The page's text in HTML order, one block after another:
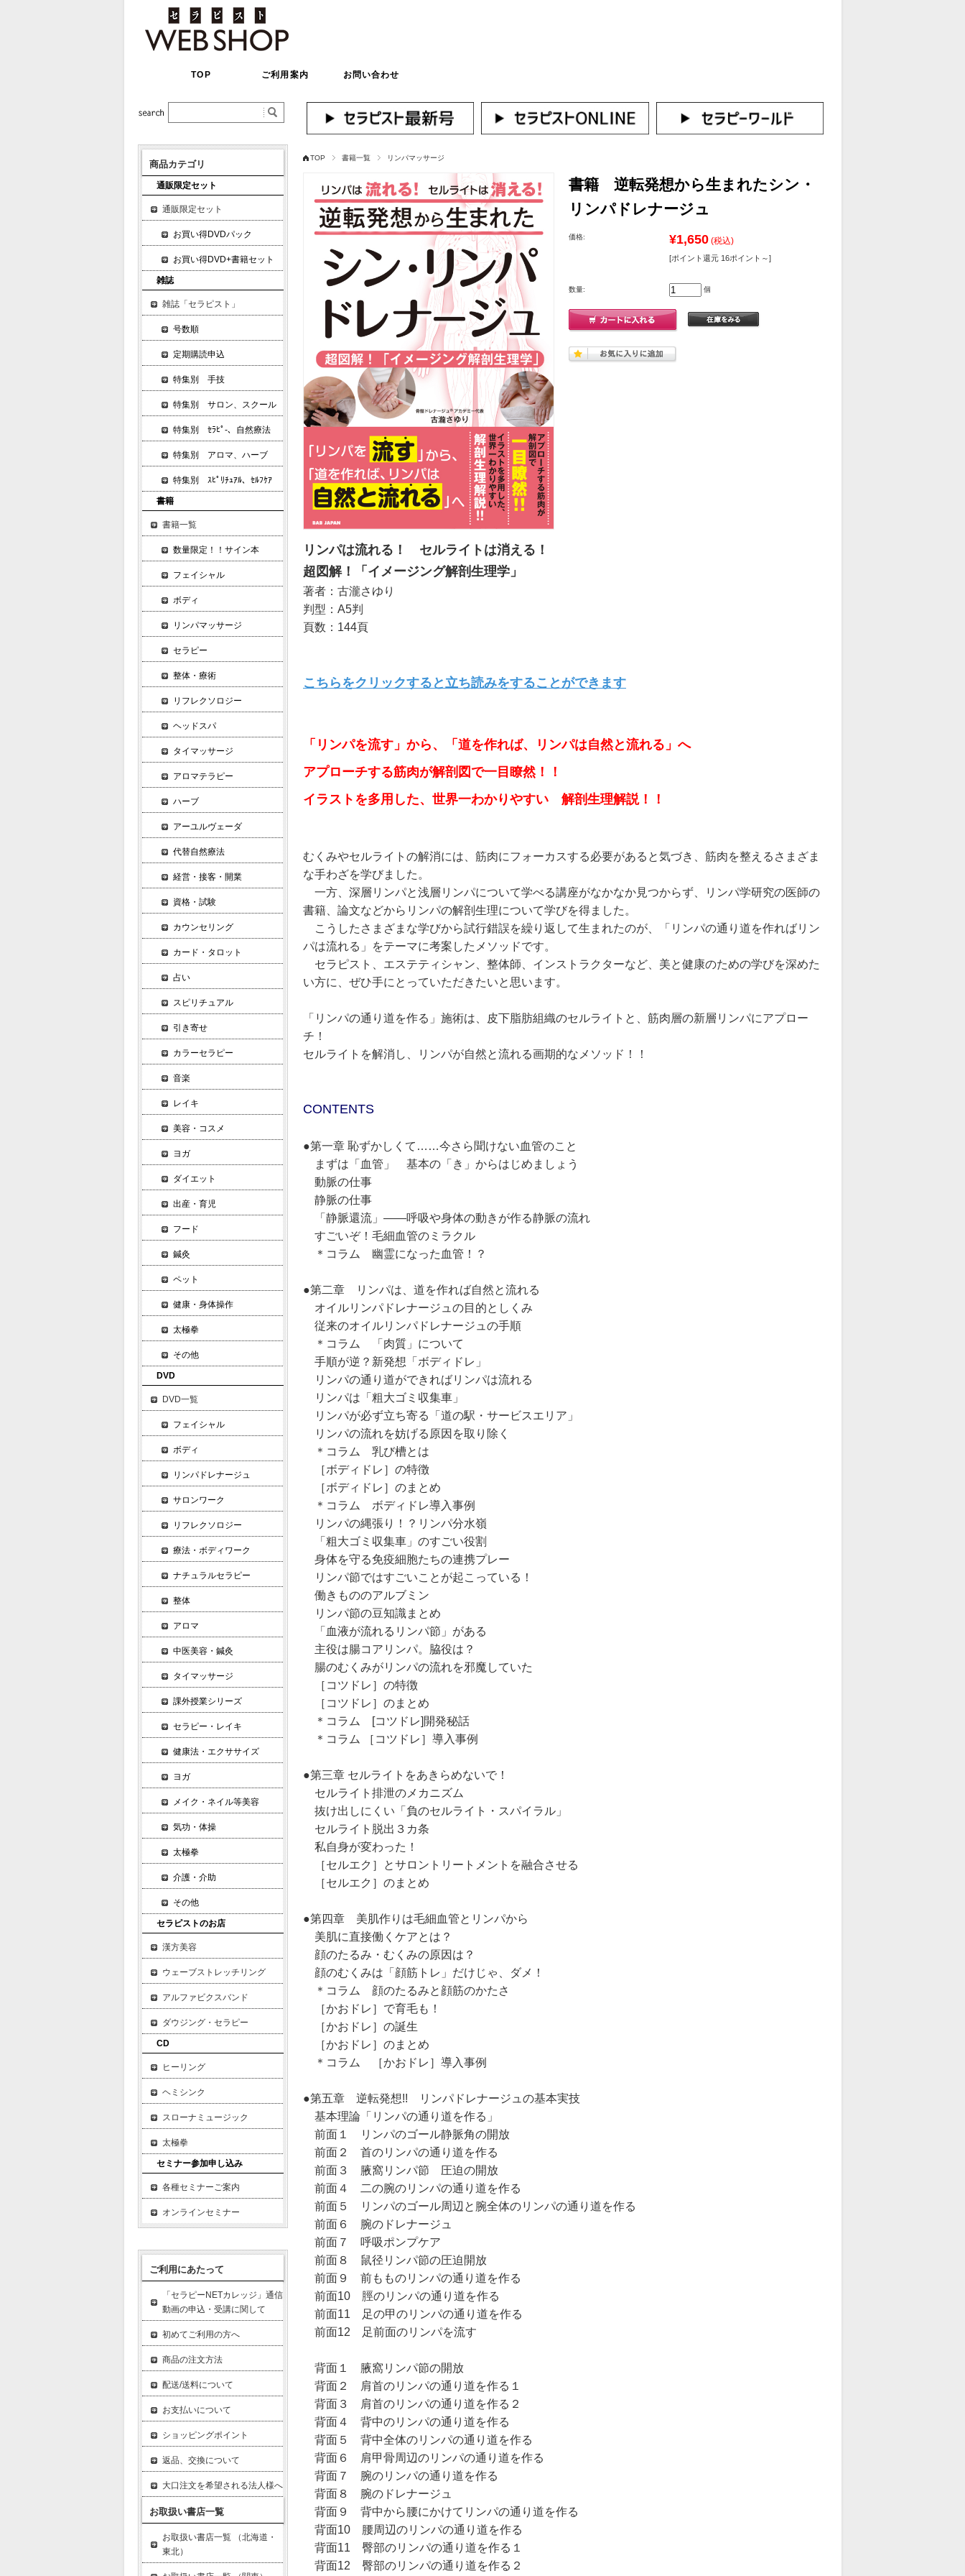
TOP ご利用案内 お問い合わせ
TOP 書籍一覧 リンパマッサージ
書籍 逆転発想から生まれたシン・
リンパドレナージュ
価格: ¥1,650 (税込)
[ポイント還元 16ポイント～]
数量: 個
リンパは流れる！ セルライトは消える！
超図解！「イメージング解剖生理学」
著者：古瀧さゆり
判型：A5判
頁数：144頁
こちらをクリックすると立ち読みをすることができます
「リンパを流す」から、「道を作れば、リンパは自然と流れる」へ
アプローチする筋肉が解剖図で一目瞭然！！
イラストを多用した、世界一わかりやすい 解剖生理解説！！
むくみやセルライトの解消には、筋肉にフォーカスする必要があると気づき、筋肉を整えるさまざま
な手わざを学びました。
一方、深層リンパと浅層リンパについて学べる講座がなかなか見つからず、リンパ学研究の医師の
書籍、論文などからリンパの解剖生理について学びを得ました。
こうしたさまざまな学びから試行錯誤を繰り返して生まれたのが、「リンパの通り道を作ればリン
パは流れる」をテーマに考案したメソッドです。
セラピスト、エステティシャン、整体師、インストラクターなど、美と健康のための学びを深めた
い方に、ぜひ手にとっていただきたいと思います。
「リンパの通り道を作る」施術は、皮下脂肪組織のセルライトと、筋肉層の新層リンパにアプロー
チ！
セルライトを解消し、リンパが自然と流れる画期的なメソッド！！
CONTENTS
●第一章 恥ずかしくて……今さら聞けない血管のこと
まずは「血管」 基本の「き」からはじめましょう
動脈の仕事
静脈の仕事
「静脈還流」——呼吸や身体の動きが作る静脈の流れ
すごいぞ！毛細血管のミラクル
＊コラム 幽霊になった血管！？
●第二章 リンパは、道を作れば自然と流れる
オイルリンパドレナージュの目的としくみ
従来のオイルリンパドレナージュの手順
＊コラム 「肉質」について
手順が逆？新発想「ボディドレ」
リンパの通り道ができればリンパは流れる
リンパは「粗大ゴミ収集車」
リンパが必ず立ち寄る「道の駅・サービスエリア」
リンパの流れを妨げる原因を取り除く
＊コラム 乳び槽とは
［ボディドレ］の特徴
［ボディドレ］のまとめ
＊コラム ボディドレ導入事例
リンパの縄張り！？リンパ分水嶺
「粗大ゴミ収集車」のすごい役割
身体を守る免疫細胞たちの連携プレー
リンパ節ではすごいことが起こっている！
働きもののアルブミン
リンパ節の豆知識まとめ
「血液が流れるリンパ節」がある
主役は腸コアリンパ。脇役は？
腸のむくみがリンパの流れを邪魔していた
［コツドレ］の特徴
［コツドレ］のまとめ
＊コラム [コツドレ]開発秘話
＊コラム ［コツドレ］導入事例
●第三章 セルライトをあきらめないで！
セルライト排泄のメカニズム
抜け出しにくい「負のセルライト・スパイラル」
セルライト脱出３カ条
私自身が変わった！
［セルエク］とサロントリートメントを融合させる
［セルエク］のまとめ
●第四章 美肌作りは毛細血管とリンパから
美肌に直接働くケアとは？
顔のたるみ・むくみの原因は？
顔のむくみは「顔筋トレ」だけじゃ、ダメ！
＊コラム 顔のたるみと顔筋のかたさ
［かおドレ］で育毛も！
［かおドレ］の誕生
［かおドレ］のまとめ
＊コラム ［かおドレ］導入事例
●第五章 逆転発想!! リンパドレナージュの基本実技
基本理論「リンパの通り道を作る」
前面１ リンパのゴール静脈角の開放
前面２ 首のリンパの通り道を作る
前面３ 腋窩リンパ節 圧迫の開放
前面４ 二の腕のリンパの通り道を作る
前面５ リンパのゴール周辺と腕全体のリンパの通り道を作る
前面６ 腕のドレナージュ
前面７ 呼吸ポンプケア
前面８ 鼠径リンパ節の圧迫開放
前面９ 前もものリンパの通り道を作る
前面10 脛のリンパの通り道を作る
前面11 足の甲のリンパの通り道を作る
前面12 足前面のリンパを流す
背面１ 腋窩リンパ節の開放
背面２ 肩首のリンパの通り道を作る１
背面３ 肩首のリンパの通り道を作る２
背面４ 背中のリンパの通り道を作る
背面５ 背中全体のリンパの通り道を作る
背面６ 肩甲骨周辺のリンパの通り道を作る
背面７ 腕のリンパの通り道を作る
背面８ 腕のドレナージュ
背面９ 背中から腰にかけてリンパの通り道を作る
背面10 腰周辺のリンパの通り道を作る
背面11 臀部のリンパの通り道を作る１
背面12 臀部のリンパの通り道を作る２
商品カテゴリ
通販限定セット
通販限定セット
お買い得DVDパック
お買い得DVD+書籍セット
雑誌
雑誌「セラピスト」
号数順
定期購読申込
特集別 手技
特集別 サロン、スクール
特集別 ｾﾗﾋﾟ-、自然療法
特集別 アロマ、ハーブ
特集別 ｽﾋﾟﾘﾁｭｱﾙ、ｾﾙﾌｹｱ
書籍
書籍一覧
数量限定！！サイン本
フェイシャル
ボディ
リンパマッサージ
セラピー
整体・療術
リフレクソロジー
ヘッドスパ
タイマッサージ
アロマテラピー
ハーブ
アーユルヴェーダ
代替自然療法
経営・接客・開業
資格・試験
カウンセリング
カード・タロット
占い
スピリチュアル
引き寄せ
カラーセラピー
音楽
レイキ
美容・コスメ
ヨガ
ダイエット
出産・育児
フード
鍼灸
ペット
健康・身体操作
太極拳
その他
DVD
DVD一覧
フェイシャル
ボディ
リンパドレナージュ
サロンワーク
リフレクソロジー
療法・ボディワーク
ナチュラルセラピー
整体
アロマ
中医美容・鍼灸
タイマッサージ
課外授業シリーズ
セラピー・レイキ
健康法・エクササイズ
ヨガ
メイク・ネイル等美容
気功・体操
太極拳
介護・介助
その他
セラピストのお店
漢方美容
ウェーブストレッチリング
アルファビクスバンド
ダウジング・セラピー
CD
ヒーリング
ヘミシンク
スローナミュージック
太極拳
セミナー参加申し込み
各種セミナーご案内
オンラインセミナー
ご利用にあたって
「セラピーNETカレッジ」通信
動画の申込・受講に関して
初めてご利用の方へ
商品の注文方法
配送/送料について
お支払いについて
ショッピングポイント
返品、交換について
大口注文を希望される法人様へ
お取扱い書店一覧
お取扱い書店一覧 （北海道・
東北）